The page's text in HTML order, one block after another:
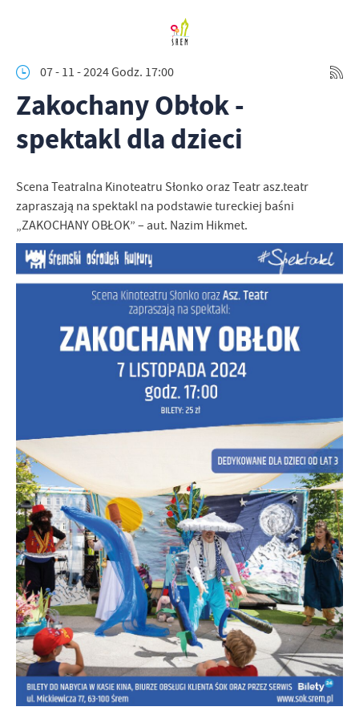
07 - 11 - 2024 Godz. 17:00
Zakochany Obłok -
spektakl dla dzieci
Scena Teatralna Kinoteatru Słonko oraz Teatr asz.teatr
zapraszają na spektakl na podstawie tureckiej baśni
„ZAKOCHANY OBŁOK” – aut. Nazim Hikmet.